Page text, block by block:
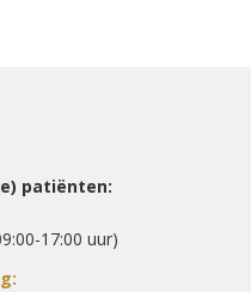
patiënten:
17:00 uur)